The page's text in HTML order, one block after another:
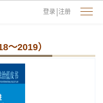
登录 注册
～2019）